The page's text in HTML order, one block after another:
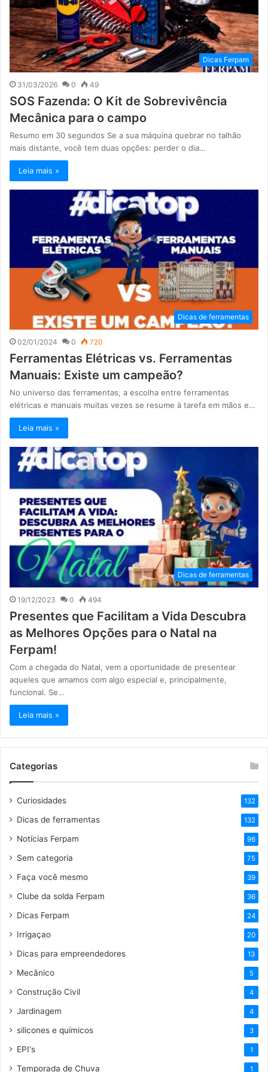
Dicas Ferpam
31/03/2026 0 49
SOS Fazenda: O Kit de Sobrevivência
Mecânica para o campo
Resumo em 30 segundos Se a sua máquina quebrar no talhão
mais distante, você tem duas opções: perder o dia…
Leia mais »
Dicas de ferramentas
02/01/2024 0 720
Ferramentas Elétricas vs. Ferramentas
Manuais: Existe um campeão?
No universo das ferramentas, a escolha entre ferramentas
elétricas e manuais muitas vezes se resume à tarefa em mãos e…
Leia mais »
Dicas de ferramentas
19/12/2023 0 494
Presentes que Facilitam a Vida Descubra
as Melhores Opções para o Natal na
Ferpam!
Com a chegada do Natal, vem a oportunidade de presentear
aqueles que amamos com algo especial e, principalmente,
funcional. Se…
Leia mais »
Categorias
Curiosidades 132
Dicas de ferramentas 132
Notícias Ferpam 96
Sem categoria 75
Faça você mesmo 39
Clube da solda Ferpam 36
Dicas Ferpam 24
Irrigaçao 20
Dicas para empreendedores 13
Mecânico 5
Construção Civil 4
Jardinagem 4
silicones e químicos 3
EPI's 1
Temporada de Chuva 1